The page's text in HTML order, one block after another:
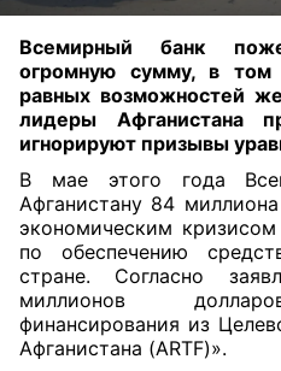
Всемирный банк
огромную сумму, в
равных возможностей
лидеры Афганистана
игнорируют призывы
В мае этого года
Афганистану 84
экономическим
по обеспечению
стране. Согласно
миллионов
финансирования из
Афганистана (ARTF)».